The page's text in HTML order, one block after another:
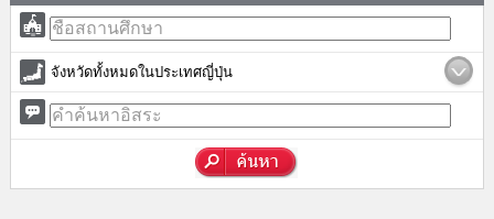
จังหวัดทั้งหมดในประเทศญี่ปุ่น